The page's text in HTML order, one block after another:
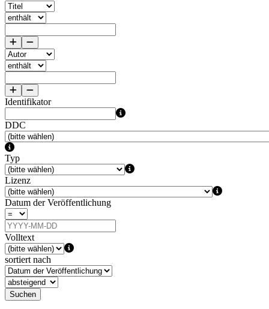
Identifikator
DDC
Typ
Lizenz
Datum der Veröffentlichung
Volltext
sortiert nach
Suchen